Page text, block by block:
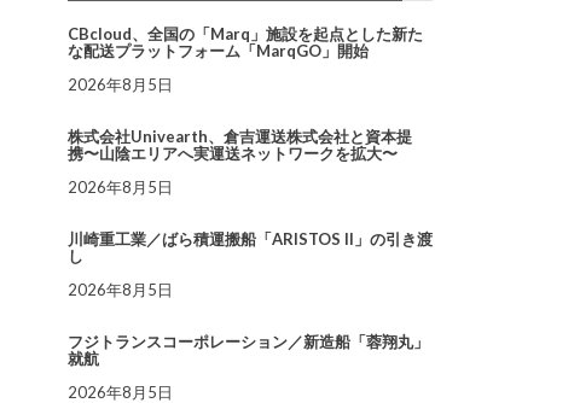
CBcloud、全国の「Marq」施設を起点とした新た
な配送プラットフォーム「MarqGO」開始
2026年8月5日
株式会社Univearth、倉吉運送株式会社と資本提
携〜山陰エリアへ実運送ネットワークを拡大〜
2026年8月5日
川崎重工業／ばら積運搬船「ARISTOS II」の引き渡
し
2026年8月5日
フジトランスコーポレーション／新造船「蓉翔丸」
就航
2026年8月5日